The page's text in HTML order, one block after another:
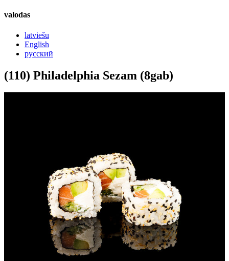
valodas
latviešu
English
русский
(110) Philadelphia Sezam (8gab)